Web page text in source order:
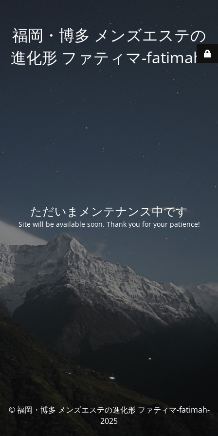
福岡・博多 メンズエステの
進化形 ファティマ-fatimah-
ただいまメンテナンス中です
Site will be available soon. Thank you for your patience!
© 福岡・博多 メンズエステの進化形 ファティマ-fatimah-
2025